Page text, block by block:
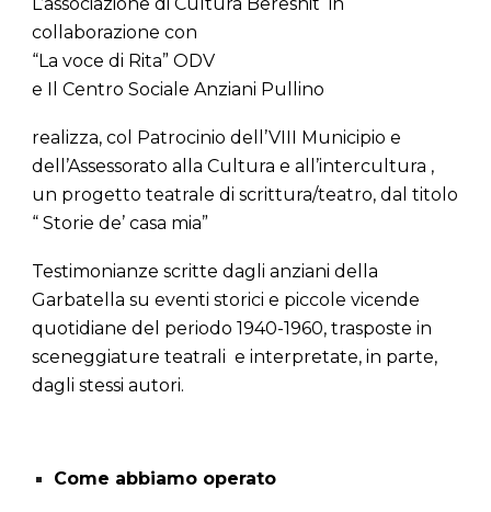
collaborazione con
“La voce di Rita” ODV
e Il Centro Sociale Anziani Pullino
realizza, col Patrocinio dell’VIII Municipio e
dell’Assessorato alla Cultura e all’intercultura ,
un progetto teatrale di scrittura/teatro, dal titolo
“ Storie de’ casa mia”
Testimonianze scritte dagli anziani della
Garbatella su eventi storici e piccole vicende
quotidiane del periodo 1940-1960, trasposte in
sceneggiature teatrali e interpretate, in parte,
dagli stessi autori.
Come abbiamo operato